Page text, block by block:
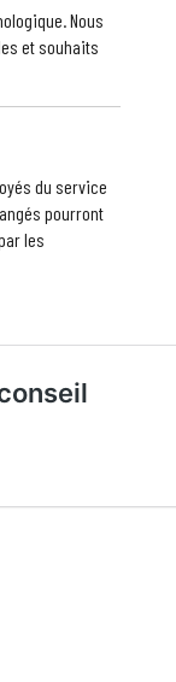
Nous
et souhaits
du service
pourront
les